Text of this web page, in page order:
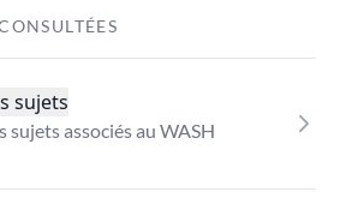
sujets
sujets associés au WASH